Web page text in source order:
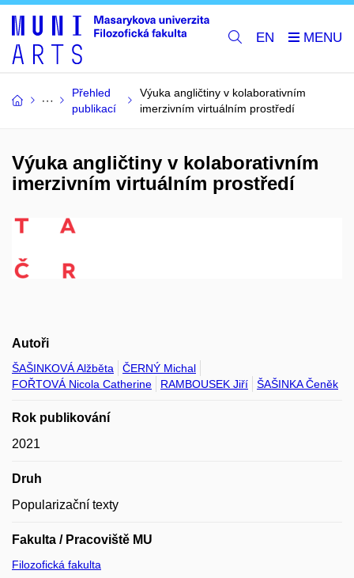
EN
Přehled
publikací
Výuka angličtiny v kolaborativním
imerzivním virtuálním prostředí
Výuka angličtiny v kolaborativním
imerzivním virtuálním prostředí
Autoři
ŠAŠINKOVÁ Alžběta
ČERNÝ Michal
FOŘTOVÁ Nicola Catherine
RAMBOUSEK Jiří ŠAŠINKA Čeněk
Rok publikování
2021
Druh
Popularizační texty
Fakulta / Pracoviště MU
Filozofická fakulta